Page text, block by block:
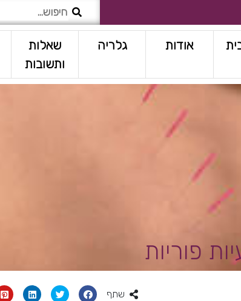
אודות גלריה
שאלות
ותשובות
פוריות
שתף